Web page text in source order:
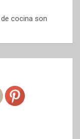
cocina son